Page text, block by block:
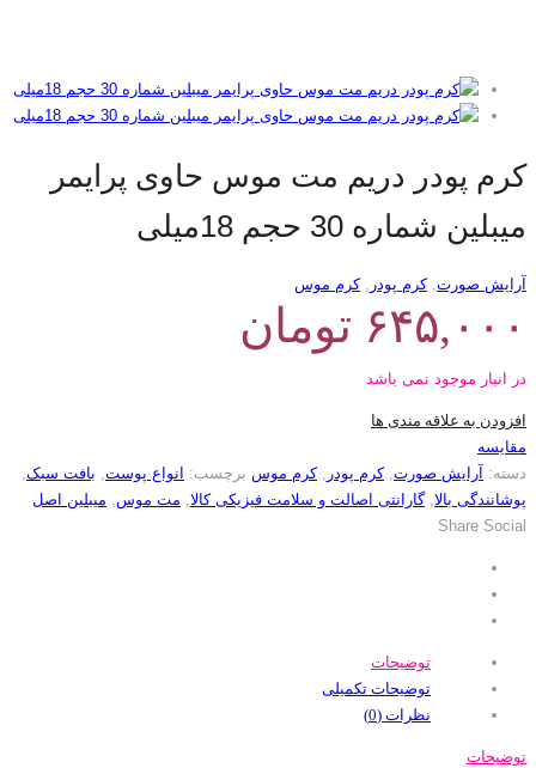
کرم پودر دریم مت موس حاوی پرایمر
میبلین شماره 30 حجم 18میلی
آرایش صورت,کرم پودر ,کرم موس
۶۴۵,۰۰۰ تومان
در انبار موجود نمی باشد
افزودن به علاقه مندی ها
مقایسه
دسته: آرایش صورت,کرم پودر ,کرم موس برچسب: انواع پوست, بافت سبک,
پوشانندگی بالا,گارانتی اصالت و سلامت فیزیکی کالا, مت موس, میبلین اصل
Share Social
توضیحات
توضیحات تکمیلی
نظرات (0)
توضیحات